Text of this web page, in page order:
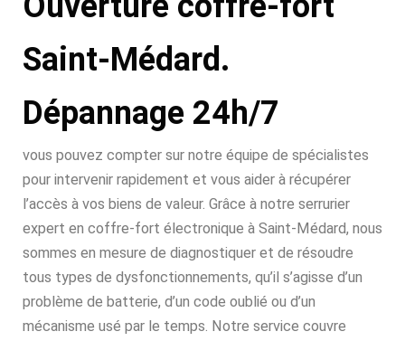
Saint-Médard.
Dépannage 24h/7
vous pouvez compter sur notre équipe de spécialistes
pour intervenir rapidement et vous aider à récupérer
l’accès à vos biens de valeur. Grâce à notre serrurier
expert en coffre-fort électronique à Saint-Médard, nous
sommes en mesure de diagnostiquer et de résoudre
tous types de dysfonctionnements, qu’il s’agisse d’un
problème de batterie, d’un code oublié ou d’un
mécanisme usé par le temps. Notre service couvre